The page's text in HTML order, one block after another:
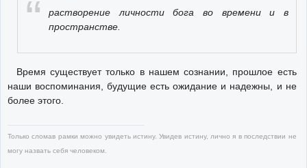
растворение личности бога во времени и в
пространстве.
Время существует только в нашем сознании, прошлое есть
наши воспоминания, будущие есть ожидание и надежны, и не
более этого.
Только сломав рамки можно увидеть истину. Увидев истину, лично я в последствии не
могу назвать себя человеком.